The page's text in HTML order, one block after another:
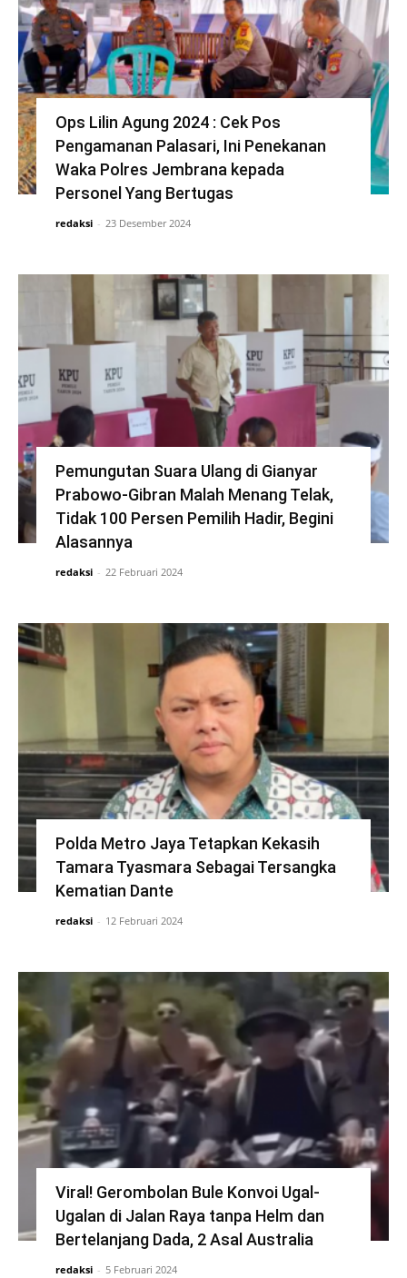
Ops Lilin Agung 2024 : Cek Pos
Pengamanan Palasari, Ini Penekanan
Waka Polres Jembrana kepada
Personel Yang Bertugas
redaksi - 23 Desember 2024
Pemungutan Suara Ulang di Gianyar
Prabowo-Gibran Malah Menang Telak,
Tidak 100 Persen Pemilih Hadir, Begini
Alasannya
redaksi - 22 Februari 2024
Polda Metro Jaya Tetapkan Kekasih
Tamara Tyasmara Sebagai Tersangka
Kematian Dante
redaksi - 12 Februari 2024
Viral! Gerombolan Bule Konvoi Ugal-
Ugalan di Jalan Raya tanpa Helm dan
Bertelanjang Dada, 2 Asal Australia
redaksi - 5 Februari 2024